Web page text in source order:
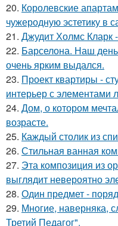
20. Королевские
чужеродную эстетику в
21. Джудит Холмс
22. Барселона. Наш
очень ярким выдался.
23. Проект квартиры -
интерьер с элементами
24. Дом, о котором
возрасте.
25. Каждый столик из
26. Стильная ванная
27. Эта композиция из
выглядит невероятно
28. Один предмет -
29. Многие, наверняка,
Третий Педагог".